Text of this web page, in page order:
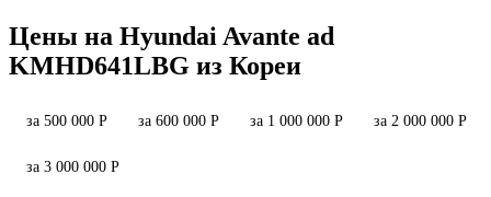
Цены на Hyundai Avante ad
KMHD641LBG из Кореи
за 500 000 Р за 600 000 Р за 1 000 000 Р за 2 000 000 Р
за 3 000 000 Р